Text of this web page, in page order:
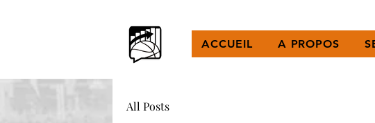
ACCUEIL A PROPOS
All Posts